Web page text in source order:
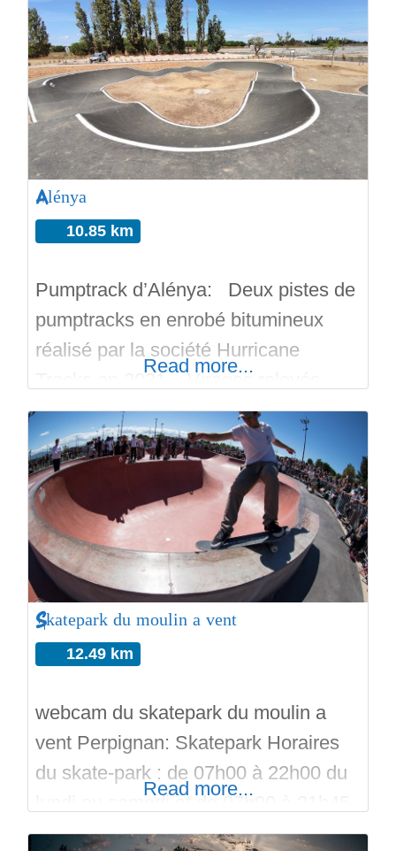
le coping du bowl de Cabestany est
en acier tubulaire. La longueur du plat
parait raisonnable. A coté du bowl, il
y a une petite aire de street avec
Alénya
10.85 km
Pumptrack d’Alénya: Deux pistes de
pumptracks en enrobé bitumineux
réalisé par la société Hurricane
bosses bien ajustées, les deux pistes
communiquent pour plus de fun.
Roller, Trottinette, Skateboard, Bmx,
VTT, Surf Skate, tous les sports
extrêmes sont les bienvenues.
Regardez les photos et les vidéos de
se pumptrack situé dans les Pyrénées
Read more...
Skatepark du moulin a vent
12.49 km
webcam du skatepark du moulin a
vent Perpignan: Skatepark Horaires
du skate-park : de 07h00 à 22h00 du
le dimanche. Webcam Perpignan
Read more...